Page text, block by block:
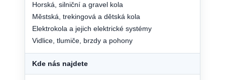
Horská, silniční a gravel kola
Městská, trekingová a dětská kola
Elektrokola a jejich elektrické systémy
Vidlice, tlumiče, brzdy a pohony
Kde nás najdete